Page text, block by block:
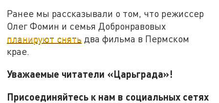
Ранее мы рассказывали о том, что режиссер
Олег Фомин и семья Добронравовых
планируют снять два фильма в Пермском
крае.
Уважаемые читатели «Царьграда»!
Присоединяйтесь к нам в социальных сетях